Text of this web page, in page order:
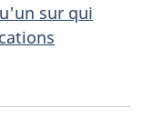
sur qui